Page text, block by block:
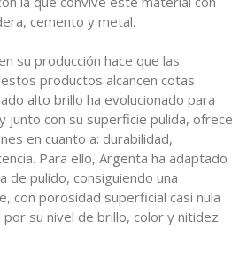
cemento y metal.
su producción hace que las
productos alcancen cotas
alto brillo ha evolucionado para
junto con su superficie pulida, ofrece
en cuanto a: durabilidad,
Para ello, Argenta ha adaptado
de pulido, consiguiendo una
con porosidad superficial casi nula
su nivel de brillo, color y nitidez